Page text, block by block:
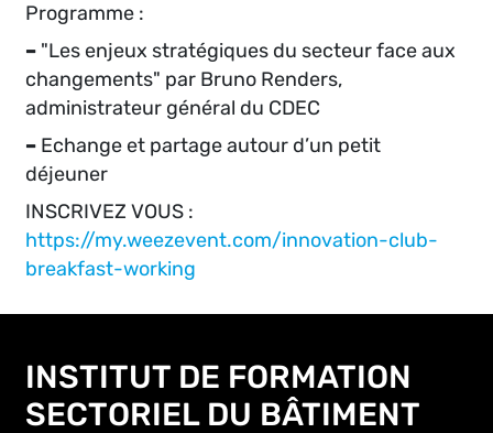
Programme :
– "Les enjeux stratégiques du secteur face aux
changements" par Bruno Renders,
administrateur général du CDEC
– Echange et partage autour d’un petit
déjeuner
INSCRIVEZ VOUS :
https://my.weezevent.com/innovation-club-
breakfast-working
INSTITUT DE FORMATION
SECTORIEL DU BÂTIMENT